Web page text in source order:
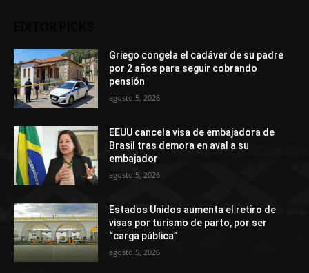
Griego congela el cadáver de su padre
por 2 años para seguir cobrando
pensión
agosto 5, 2026
EEUU cancela visa de embajadora de
Brasil tras demora en aval a su
embajador
agosto 5, 2026
Estados Unidos aumenta el retiro de
visas por turismo de parto, por ser
“carga pública”
agosto 5, 2026